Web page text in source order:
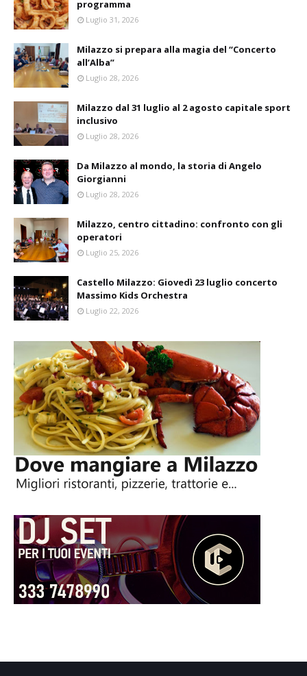
programma
Luglio 31, 2026
Milazzo si prepara alla magia del “Concerto
all’Alba”
Luglio 28, 2026
Milazzo dal 31 luglio al 2 agosto capitale sport
inclusivo
Luglio 28, 2026
Da Milazzo al mondo, la storia di Angelo
Giorgianni
Luglio 28, 2026
Milazzo, centro cittadino: confronto con gli
operatori
Luglio 25, 2026
Castello Milazzo: Giovedì 23 luglio concerto
Massimo Kids Orchestra
Luglio 22, 2026